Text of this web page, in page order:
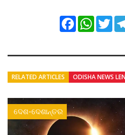
Facebook
RELATED ARTICLES ODISHA NEWS
ଦେଶ-ଦେଶାନ୍ତର